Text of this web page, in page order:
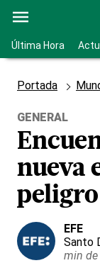
Última Hora
Portada
GENERAL
nueva
EFE
Santo
min